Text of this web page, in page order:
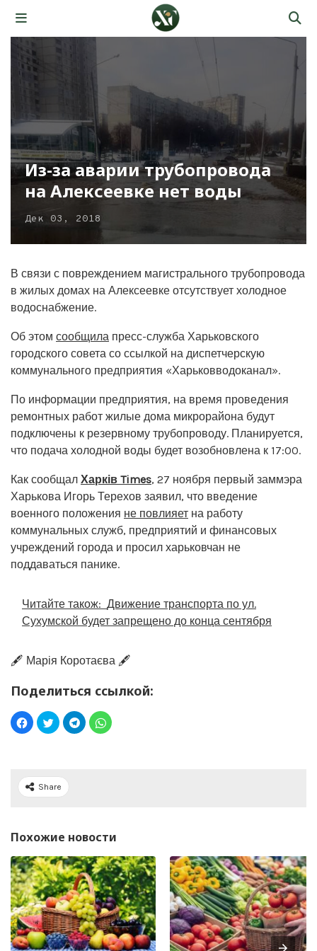
Из-за аварии трубопровода
на Алексеевке нет воды
Дек 03, 2018
В связи с повреждением магистрального трубопровода
в жилых домах на Алексеевке отсутствует холодное
водоснабжение.
Об этом сообщила пресс-служба Харьковского
городского совета со ссылкой на диспетчерскую
коммунального предприятия «Харьковводоканал».
По информации предприятия, на время проведения
ремонтных работ жилые дома микрорайона будут
подключены к резервному трубопроводу. Планируется,
что подача холодной воды будет возобновлена к 17:00.
Как сообщал Харків Times, 27 ноября первый заммэра
Харькова Игорь Терехов заявил, что введение
военного положения не повлияет на работу
коммунальных служб, предприятий и финансовых
учреждений города и просил харьковчан не
поддаваться панике.
Читайте також: Движение транспорта по ул.
Сухумской будет запрещено до конца сентября
🖋️ Марія Коротаєва 🖋️
Поделиться ссылкой:
Share
Похожие новости